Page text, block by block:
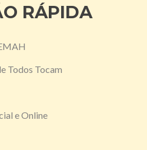
RÁPIDA
Todos Tocam
e Online